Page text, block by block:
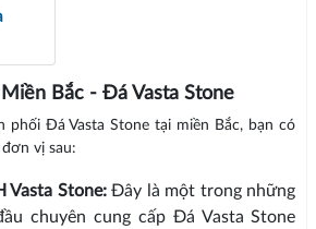
Bắc - Đá Vasta Stone
phối Đá Vasta Stone tại miền Bắc, bạn có
vị sau:
Vasta Stone:Đây là một trong những
chuyên cung cấp Đá Vasta Stone